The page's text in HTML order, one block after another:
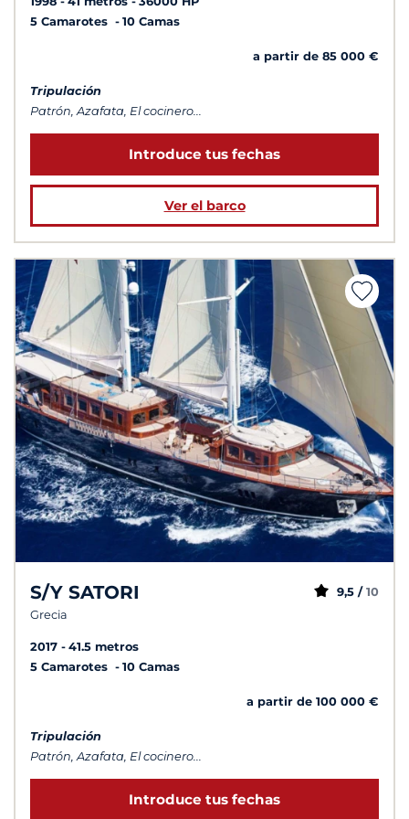
5 Camarotes
10 Camas
a partir de 85 000 €
Tripulación
Patrón, Azafata, El cocinero...
Introduce tus fechas
Ver el barco
S/Y SATORI
Grecia
9,5 / 10
2017
41.5 metros
5 Camarotes
10 Camas
a partir de 100 000 €
Tripulación
Patrón, Azafata, El cocinero...
Introduce tus fechas